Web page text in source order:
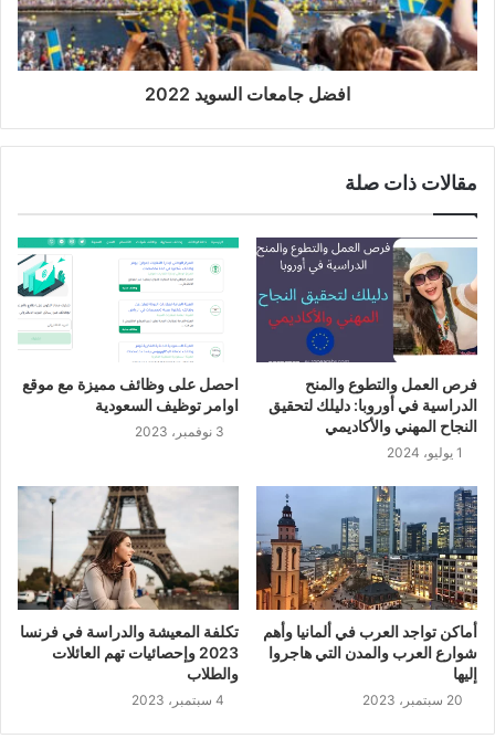
افضل جامعات السويد 2022
مقالات ذات صلة
فرص العمل والتطوع والمنح
الدراسية في أوروبا: دليلك لتحقيق
النجاح المهني والأكاديمي
1 يوليو، 2024
احصل على وظائف مميزة مع موقع
اوامر توظيف السعودية
3 نوفمبر، 2023
أماكن تواجد العرب في ألمانيا وأهم
شوارع العرب والمدن التي هاجروا
إليها
20 سبتمبر، 2023
تكلفة المعيشة والدراسة في فرنسا
2023 وإحصائيات تهم العائلات
والطلاب
4 سبتمبر، 2023